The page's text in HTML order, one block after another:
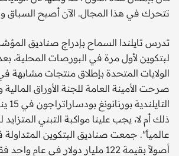
تتحرك في هذا المجال. الآن أصبح السباق
تدرس تايلندا السماح بإدراج صناديق
لبتكوين لأول مرة في البورصات المحلية،
صرحت الأمينة العامة للجنة الأوراق
ذلك أم لا، يجب علينا مواكبة التبني
عالمياً". جمعت صناديق البتكوين المتداولة
أصولاً بقيمة 122 مليار دولار في عام واحد فقط.